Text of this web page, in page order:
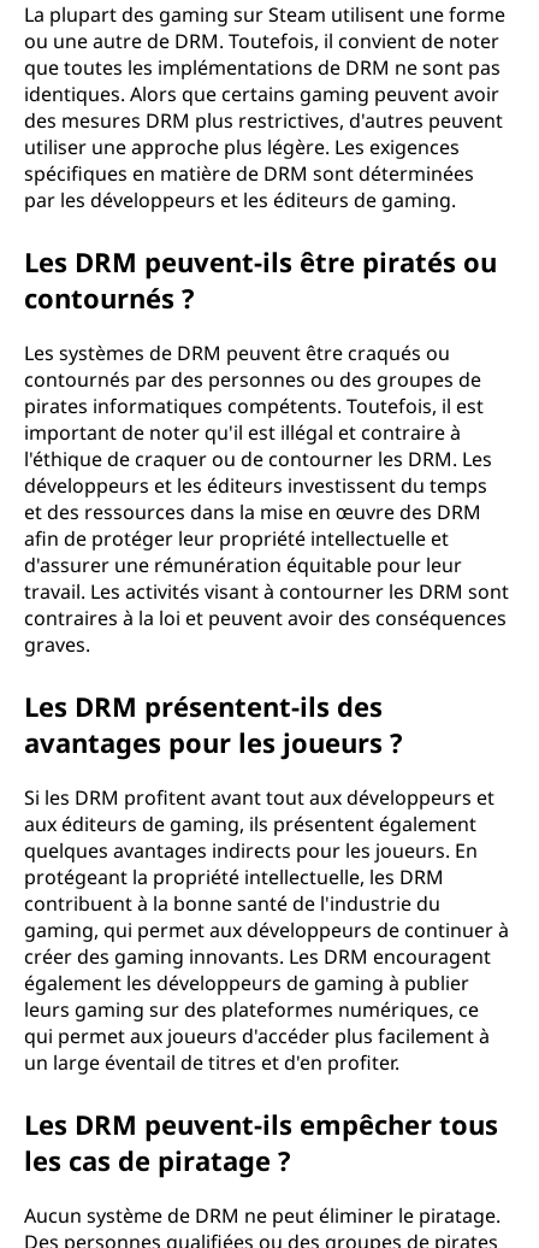
La plupart des gaming sur Steam utilisent une forme
ou une autre de DRM. Toutefois, il convient de noter
que toutes les implémentations de DRM ne sont pas
identiques. Alors que certains gaming peuvent avoir
des mesures DRM plus restrictives, d'autres peuvent
utiliser une approche plus légère. Les exigences
spécifiques en matière de DRM sont déterminées
par les développeurs et les éditeurs de gaming.
Les DRM peuvent-ils être piratés ou
contournés ?
Les systèmes de DRM peuvent être craqués ou
contournés par des personnes ou des groupes de
pirates informatiques compétents. Toutefois, il est
important de noter qu'il est illégal et contraire à
l'éthique de craquer ou de contourner les DRM. Les
développeurs et les éditeurs investissent du temps
et des ressources dans la mise en œuvre des DRM
afin de protéger leur propriété intellectuelle et
d'assurer une rémunération équitable pour leur
travail. Les activités visant à contourner les DRM sont
contraires à la loi et peuvent avoir des conséquences
graves.
Les DRM présentent-ils des
avantages pour les joueurs ?
Si les DRM profitent avant tout aux développeurs et
aux éditeurs de gaming, ils présentent également
quelques avantages indirects pour les joueurs. En
protégeant la propriété intellectuelle, les DRM
contribuent à la bonne santé de l'industrie du
gaming, qui permet aux développeurs de continuer à
créer des gaming innovants. Les DRM encouragent
également les développeurs de gaming à publier
leurs gaming sur des plateformes numériques, ce
qui permet aux joueurs d'accéder plus facilement à
un large éventail de titres et d'en profiter.
Les DRM peuvent-ils empêcher tous
les cas de piratage ?
Aucun système de DRM ne peut éliminer le piratage.
Des personnes qualifiées ou des groupes de pirates